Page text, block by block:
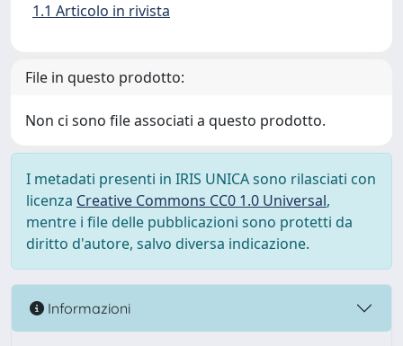
1.1 Articolo in rivista
File in questo prodotto:
Non ci sono file associati a questo prodotto.
I metadati presenti in IRIS UNICA sono rilasciati con
licenza Creative Commons CC0 1.0 Universal,
mentre i file delle pubblicazioni sono protetti da
diritto d'autore, salvo diversa indicazione.
Informazioni